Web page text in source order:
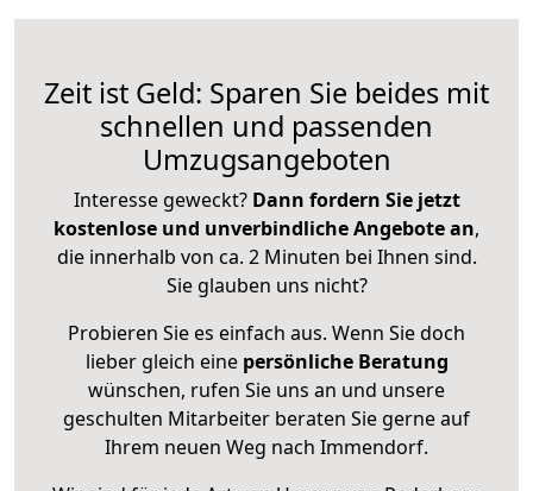
Zeit ist Geld: Sparen Sie beides mit
schnellen und passenden
Umzugsangeboten
Interesse geweckt? Dann fordern Sie jetzt
kostenlose und unverbindliche Angebote an,
die innerhalb von ca. 2 Minuten bei Ihnen sind.
Sie glauben uns nicht?
Probieren Sie es einfach aus. Wenn Sie doch
lieber gleich eine persönliche Beratung
wünschen, rufen Sie uns an und unsere
geschulten Mitarbeiter beraten Sie gerne auf
Ihrem neuen Weg nach Immendorf.